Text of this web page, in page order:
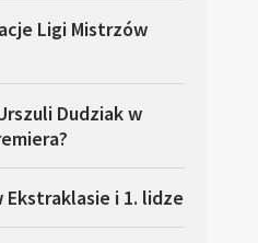
Ligi Mistrzów
Dudziak w
i 1. lidze